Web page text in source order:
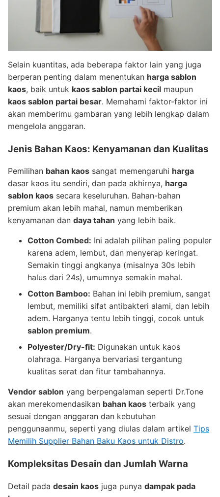
Selain kuantitas, ada beberapa faktor lain yang juga
berperan penting dalam menentukan harga sablon
kaos, baik untuk kaos sablon partai kecil maupun
kaos sablon partai besar. Memahami faktor-faktor ini
akan memberimu gambaran yang lebih lengkap dalam
mengelola anggaran.
Jenis Bahan Kaos: Kenyamanan dan Kualitas
Pemilihan bahan kaos sangat memengaruhi harga
dasar kaos itu sendiri, dan pada akhirnya, harga
sablon kaos secara keseluruhan. Bahan-bahan
premium akan lebih mahal, namun memberikan
kenyamanan dan daya tahan yang lebih baik.
Cotton Combed: Ini adalah pilihan paling populer
karena adem, lembut, dan menyerap keringat.
Semakin tinggi angkanya (misalnya 30s lebih
halus dari 24s), umumnya semakin mahal.
Cotton Bamboo: Bahan ini lebih premium, sangat
lembut, memiliki sifat antibakteri alami, dan lebih
adem. Harganya tentu lebih tinggi, cocok untuk
sablon premium.
Polyester/Dry-fit: Digunakan untuk kaos
olahraga. Harganya bervariasi tergantung
kualitas serat dan fitur tambahannya.
Vendor sablon yang berpengalaman seperti Dr.Tone
akan merekomendasikan bahan kaos terbaik yang
sesuai dengan anggaran dan kebutuhan
penggunaanmu, seperti yang diulas dalam artikel Tips
Memilih Supplier Bahan Baku Kaos untuk Distro.
Kompleksitas Desain dan Jumlah Warna
Detail pada desain kaos juga punya dampak pada